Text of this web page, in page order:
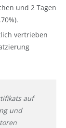
und 2 Tagen
vertrieben
auf
und